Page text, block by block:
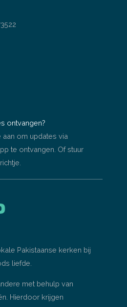
ontvangen?
aan om updates via
te ontvangen. Of stuur
Pakistaanse kerken bij
liefde.
met behulp van
Hierdoor krijgen